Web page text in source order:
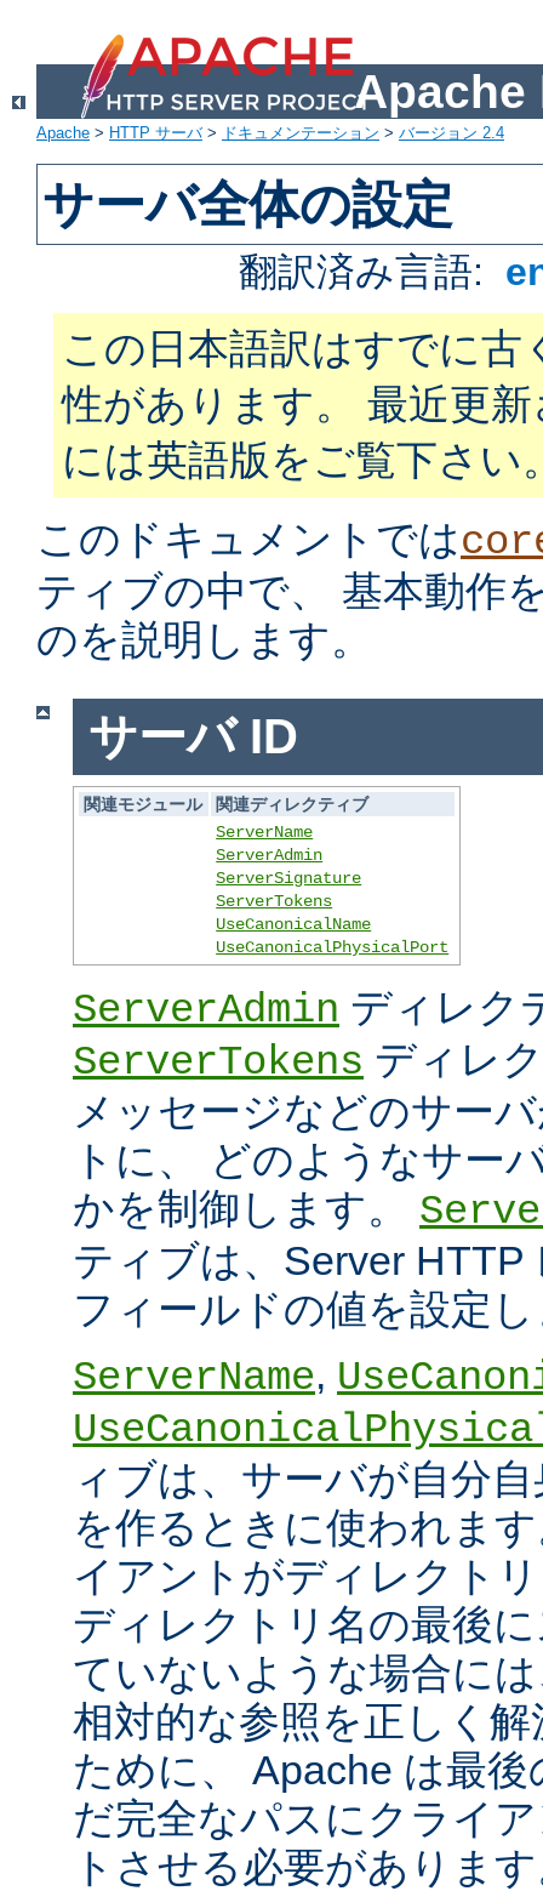
Apache
Apache > HTTP サーバ> ドキュメンテーション > バージョン 2.4
サーバ全体の設定
翻訳済み言語:
この日本語訳はすでに古
性があります。 最近更
には英語版をご覧下さい
このドキュメントでは
ティブの中で、 基本動作
のを説明します。
サーバ ID
関連モジュール
関連ディレクティブ
ServerName
ServerAdmin
ServerSignature
ServerTokens
UseCanonicalName
UseCanonicalPhysicalPort
ServerAdmin ディレク
ServerTokens ディレ
メッセージなどのサー
トに、 どのようなサー
かを制御します。
ティブは、Server
フィールドの値を設定
ServerName,
ィブは、サーバが自分
を作るときに使われま
イアントがディレクト
ディレクトリ名の最後
ていないような場合に
相対的な参照を正しく
ために、 Apache は最
だ完全なパスにクライ
トさせる必要がありま